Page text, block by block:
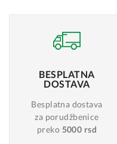
BESPLATNA
DOSTAVA
Besplatna dostava
za porudžbenice
preko 5000 rsd